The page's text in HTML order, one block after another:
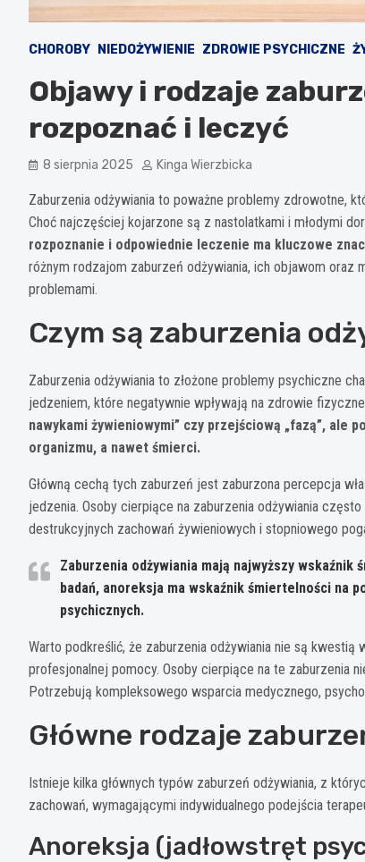
CHOROBY NIEDOŻYWIENIE ZDROWIE PSYCHICZNE
Objawy i rodzaje
rozpoznać i leczyć
8 sierpnia 2025 Kinga Wierzbicka
Zaburzenia odżywiania to poważne problemy zdrowotne,
Choć najczęściej kojarzone są z nastolatkami i młodymi
rozpoznanie i odpowiednie leczenie ma kluczowe
różnym rodzajom zaburzeń odżywiania, ich objawom
problemami.
Czym są zaburzenia
Zaburzenia odżywiania to złożone problemy psychiczne
jedzeniem, które negatywnie wpływają na zdrowie
nawykami żywieniowymi” czy przejściową „fazą”, ale
organizmu, a nawet śmierci.
Główną cechą tych zaburzeń jest zaburzona percepcja
jedzenia. Osoby cierpiące na zaburzenia odżywiania
destrukcyjnych zachowań żywieniowych i stopniowego
Zaburzenia odżywiania mają najwyższy
badań, anoreksja ma wskaźnik śmiertelności na
psychicznych.
Warto podkreślić, że zaburzenia odżywiania nie są
profesjonalnej pomocy. Osoby cierpiące na te zaburzenia
Potrzebują kompleksowego wsparcia medycznego,
Główne rodzaje
Istnieje kilka głównych typów zaburzeń odżywiania, z
zachowań, wymagającymi indywidualnego podejścia
Anoreksja (jadłowstręt